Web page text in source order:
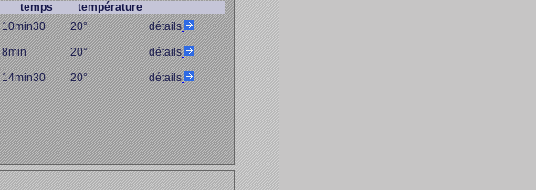
temps
température
10min30 20°
détails
8min 20°
détails
14min30 20° détails